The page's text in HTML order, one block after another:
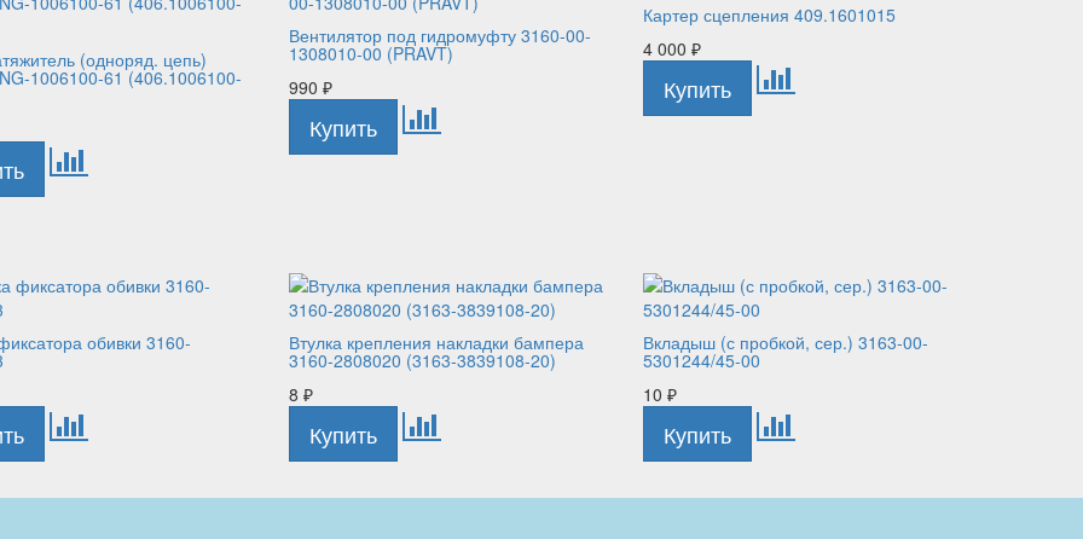
(одноряд. цепь)
1006100-61 (406.1006100-
Вентилятор под гидромуфту 3160-00-
1308010-00 (PRAVT)
990 ₽
Картер сцепления 409.1601015
4 000 ₽
обивки 3160- Втулка крепления накладки бампера
3160-2808020 (3163-3839108-20)
8 ₽
Вкладыш (с пробкой, сер.) 3163-00-
5301244/45-00
10 ₽